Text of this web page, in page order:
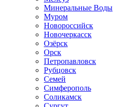
Минеральные Воды
Муром
Новороссийск
Новочеркасск
Озёрск
Орск
Петропавловск
Рубцовск
Семей
Симферополь
Соликамск